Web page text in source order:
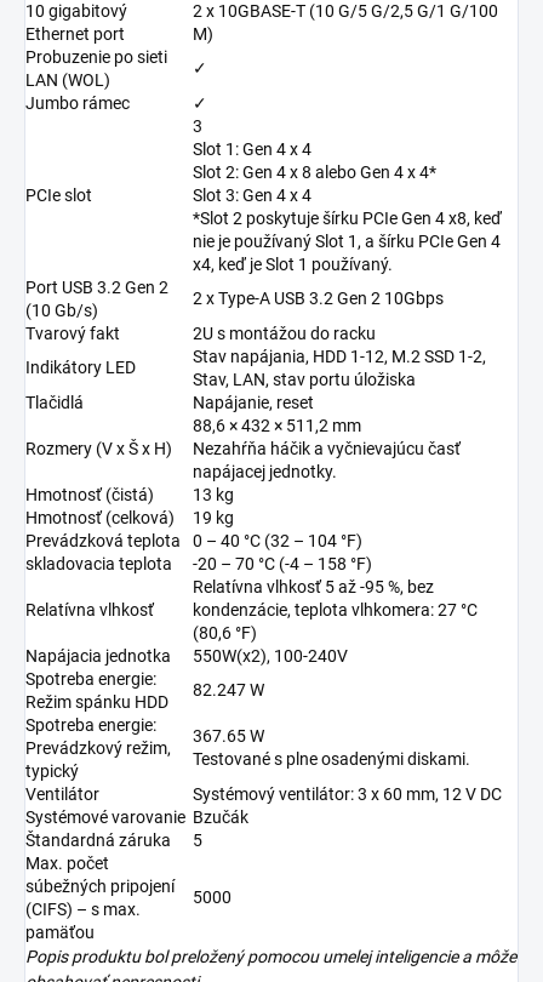
10 gigabitový
Ethernet port
2 x 10GBASE-T (10 G/5 G/2,5 G/1 G/100
M)
Probuzenie po sieti
LAN (WOL)
✓
Jumbo rámec
✓
PCIe slot
3
Slot 1: Gen 4 x 4
Slot 2: Gen 4 x 8 alebo Gen 4 x 4*
Slot 3: Gen 4 x 4
*Slot 2 poskytuje šírku PCIe Gen 4 x8, keď
nie je používaný Slot 1, a šírku PCIe Gen 4
x4, keď je Slot 1 používaný.
Port USB 3.2 Gen 2
(10 Gb/s)
2 x Type-A USB 3.2 Gen 2 10Gbps
Tvarový fakt
2U s montážou do racku
Indikátory LED
Stav napájania, HDD 1-12, M.2 SSD 1-2,
Stav, LAN, stav portu úložiska
Tlačidlá
Napájanie, reset
Rozmery (V x Š x H)
88,6 × 432 × 511,2 mm
Nezahŕňa háčik a vyčnievajúcu časť
napájacej jednotky.
Hmotnosť (čistá)
13 kg
Hmotnosť (celková)
19 kg
Prevádzková teplota
0 – 40 °C (32 – 104 °F)
skladovacia teplota
-20 – 70 °C (-4 – 158 °F)
Relatívna vlhkosť
Relatívna vlhkosť 5 až -95 %, bez
kondenzácie, teplota vlhkomera: 27 °C
(80,6 °F)
Napájacia jednotka
550W(x2), 100-240V
Spotreba energie:
Režim spánku HDD
82.247 W
Spotreba energie:
Prevádzkový režim,
typický
367.65 W
Testované s plne osadenými diskami.
Ventilátor
Systémový ventilátor: 3 x 60 mm, 12 V DC
Systémové varovanie Bzučák
Štandardná záruka
5
Max. počet
súbežných pripojení
(CIFS) – s max.
pamäťou
5000
Popis produktu bol preložený pomocou umelej inteligencie a môže